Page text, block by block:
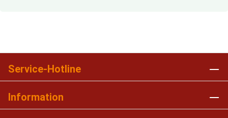
Service-Hotline
Information